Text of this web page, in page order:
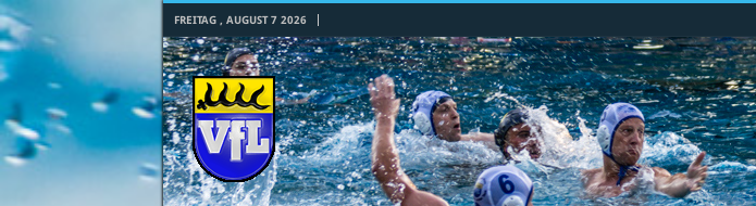
FREITAG , AUGUST 7 2026